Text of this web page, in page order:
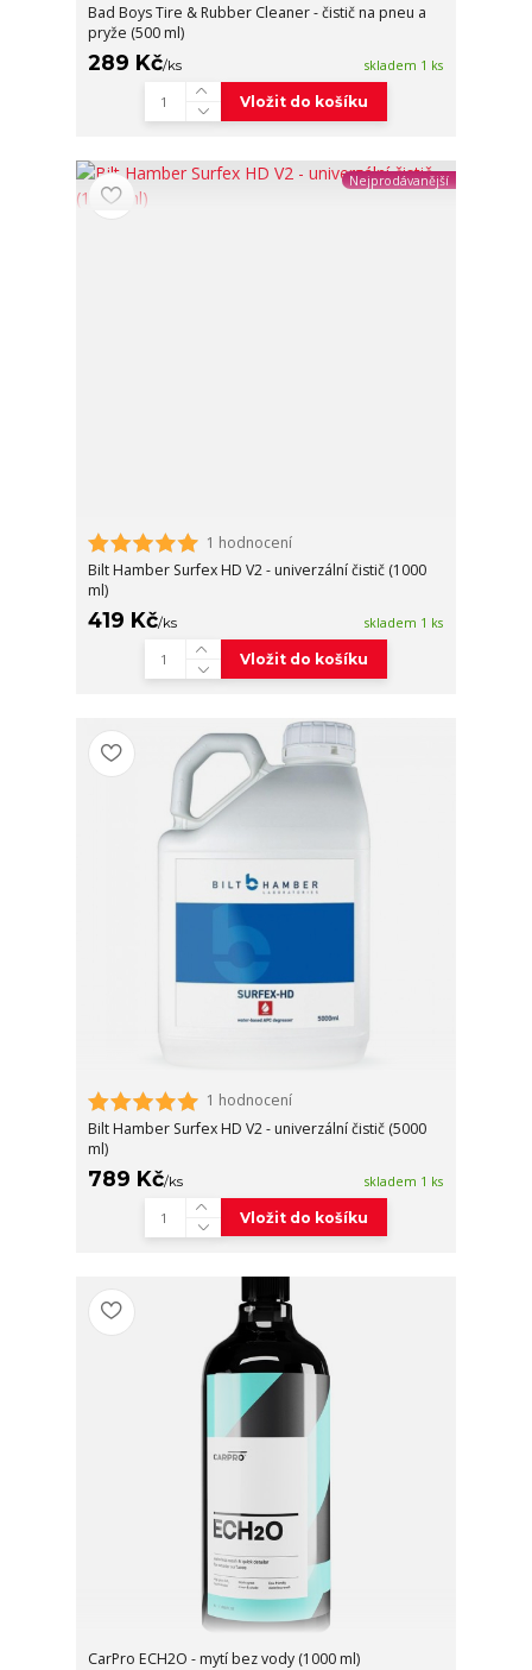
Bad Boys Tire & Rubber Cleaner - čistič na pneu a
pryže (500 ml)
289 Kč/ks skladem 1 ks
Vložit do košíku
Nejprodávanější
1 hodnocení
Bilt Hamber Surfex HD V2 - univerzální čistič (1000
ml)
419 Kč/ks skladem 1 ks
Vložit do košíku
1 hodnocení
Bilt Hamber Surfex HD V2 - univerzální čistič (5000
ml)
789 Kč/ks skladem 1 ks
Vložit do košíku
CarPro ECH2O - mytí bez vody (1000 ml)